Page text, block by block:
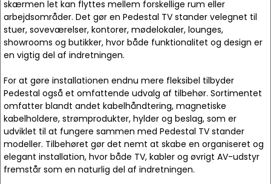
skærmen let kan flyttes mellem forskellige rum eller
arbejdsområder. Det gør en Pedestal TV stander velegnet til
stuer, soveværelser, kontorer, mødelokaler, lounges,
showrooms og butikker, hvor både funktionalitet og design er
en vigtig del af indretningen.
For at gøre installationen endnu mere fleksibel tilbyder
Pedestal også et omfattende udvalg af tilbehør. Sortimentet
omfatter blandt andet kabelhåndtering, magnetiske
kabelholdere, strømprodukter, hylder og beslag, som er
udviklet til at fungere sammen med Pedestal TV stander
modeller. Tilbehøret gør det nemt at skabe en organiseret og
elegant installation, hvor både TV, kabler og øvrigt AV-udstyr
fremstår som en naturlig del af indretningen.